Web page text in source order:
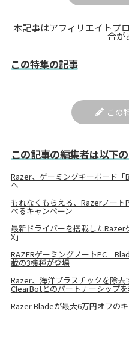
本記事はアフィリエイトプ
合が
この特集の記事
この
この記事の編集者は以下
Razer、ゲーミングキーボード
へ
もれなくもらえる、Razerノー
べるキャンペーン
最新ドライバーを搭載した
X」
RAZERゲーミングノートPC「
載の3機種が登場
Razer、海洋プラスチックを除
ClearBotとのパートナーシップ
Razer Bladeが最大6万円オフの